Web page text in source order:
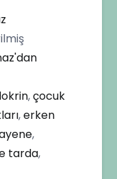
,çocuk
,erken
,
tarda,